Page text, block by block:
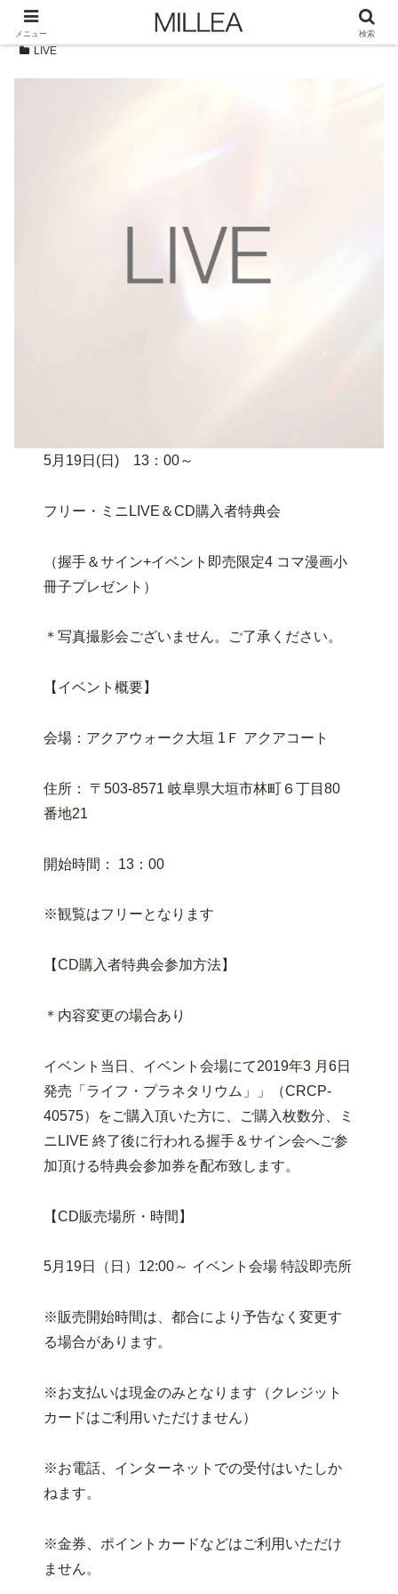
LIVE
5月19日(日) 13：00～
フリー・ミニLIVE＆CD購入者特典会
（握手＆サイン+イベント即売限定4 コマ漫画小
冊子プレゼント）
＊写真撮影会ございません。ご了承ください。
【イベント概要】
会場：アクアウォーク大垣 1Ｆ アクアコート
住所： 〒503-8571 岐阜県大垣市林町６丁目80
番地21
開始時間： 13：00
※観覧はフリーとなります
【CD購入者特典会参加方法】
＊内容変更の場合あり
イベント当日、イベント会場にて2019年3 月6日
発売「ライフ・プラネタリウム」」（CRCP-
40575）をご購入頂いた方に、ご購入枚数分、ミ
ニLIVE 終了後に行われる握手＆サイン会へご参
加頂ける特典会参加券を配布致します。
【CD販売場所・時間】
5月19日（日）12:00～ イベント会場 特設即売所
※販売開始時間は、都合により予告なく変更す
る場合があります。
※お支払いは現金のみとなります（クレジット
カードはご利用いただけません）
※お電話、インターネットでの受付はいたしか
ねます。
※金券、ポイントカードなどはご利用いただけ
ません。
メニュー 検索